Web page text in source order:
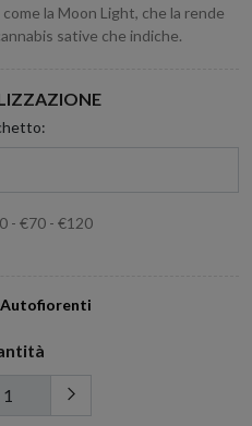
la Moon Light, che la rende
sative che indiche.
- €70 - €120
Autofiorenti